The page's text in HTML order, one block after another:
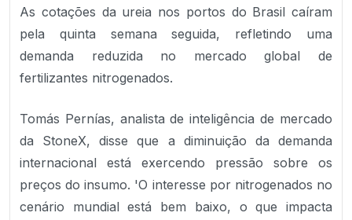
As cotações da ureia nos portos do Brasil caíram
pela quinta semana seguida, refletindo uma
demanda reduzida no mercado global de
fertilizantes nitrogenados.
Tomás Pernías, analista de inteligência de mercado
da StoneX, disse que a diminuição da demanda
internacional está exercendo pressão sobre os
preços do insumo. 'O interesse por nitrogenados no
cenário mundial está bem baixo, o que impacta